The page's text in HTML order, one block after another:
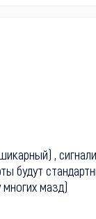
,
будут
многих мазд)